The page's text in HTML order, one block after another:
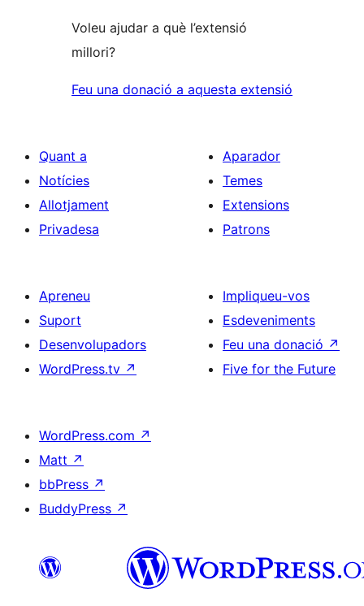
Voleu ajudar a què l’extensió
millori?
Feu una donació a aquesta extensió
Quant a
Notícies
Allotjament
Privadesa
Aparador
Temes
Extensions
Patrons
Apreneu
Suport
Desenvolupadors
WordPress.tv ↗
Impliqueu-vos
Esdeveniments
Feu una donació ↗
Five for the Future
WordPress.com ↗
Matt ↗
bbPress ↗
BuddyPress ↗